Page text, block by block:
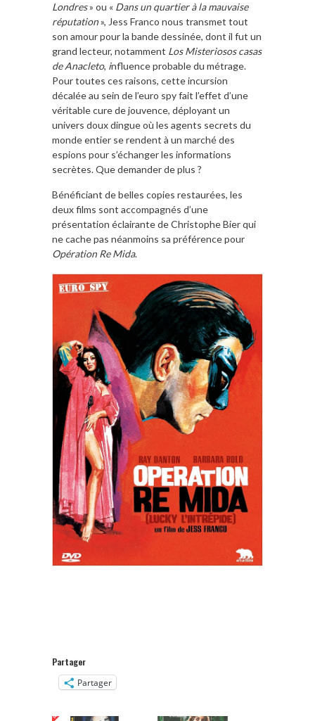
Londres» ou « Dans un quartier à la mauvaise
réputation», Jess Franco nous transmet tout
son amour pour la bande dessinée, dont il fut un
grand lecteur, notamment Los Misteriosos casas
de Anacleto, influence probable du métrage.
Pour toutes ces raisons, cette incursion
décalée au sein de l’euro spy fait l’effet d’une
véritable cure de jouvence, déployant un
univers doux dingue où les agents secrets du
monde entier se rendent à un marché des
espions pour s’échanger les informations
secrètes. Que demander de plus ?
Bénéficiant de belles copies restaurées, les
deux films sont accompagnés d’une
présentation éclairante de Christophe Bier qui
ne cache pas néanmoins sa préférence pour
Opération Re Mida.
Partager
Partager